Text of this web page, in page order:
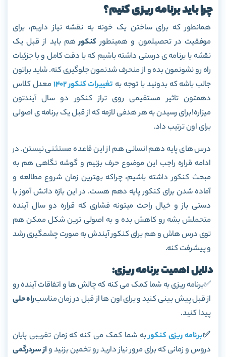
چرا باید برنامه ریزی کنیم؟
همانطور که برای ساختن یک خونه به نقشه نیاز داریم، برای
موفقیت در تحصیلمون و همینطورکنکورهم باید از قبل یک
نقشه یا برنامه ی درستی داشته باشیم که با دقت کامل و با جزئیات
راه رو نشونمون بده و از منحرف شدنمون جلوگیری کنه. شاید براتون
جالب باشه که بدونید با توجه به تغییرات کنکور 1402
معدل کلاس
دهمتون تاثیر مستقیمی روی تراز کنکور دو سال آیندتون
میزاره!برای رسیدن به هر هدفی لازمه که از قبل یک برنامه ی اصولی
برای اون ترتیب داد.
درس های پایه دهم انسانی هم از این قاعده مستثنی نیستن. در
ادامه قراره راجب این موضوع حرف بزنیم و گوشه نگاهی هم به
مبحث کنکور داشته باشیم، چراکه بهترین زمان شروع مطالعه و
آماده شدن برای کنکور پایه دهم هست. در این بازه دانش آموز با
دستی باز و خیال راحت میتونه فشاری که قراره دو سال آینده
متحملش بشه رو کاهش بده و به اصولی ترین شکل ممکن هم
توی درس هاش و هم برای کنکور آیندش به صورت چشمگیری رشد
و پیشرفت کنه.
دلایل اهمیت برنامه ریزی:
✅برنامه ریزی به شما کمک می کنه که چالش ها و اتفاقات آینده رو
از قبل پیش بینی کنید و برای اون ها از قبل در زمان مناسبراه حلی
پیدا کنید.
✅برنامه ریزی کنکوربه شما کمک می کنه که زمان تقریبی پایان
دروس و زمانی که برای مرور نیاز دارید رو تخمین بزنید واز سردرگمی